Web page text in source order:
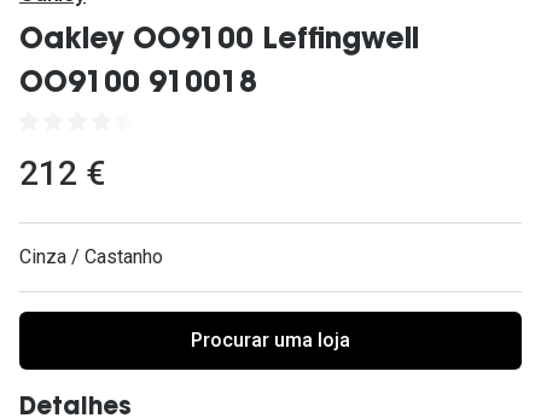
Oakley OO9100 Leffingwell
OO9100 910018
212 €
Cinza / Castanho
Procurar uma loja
Detalhes